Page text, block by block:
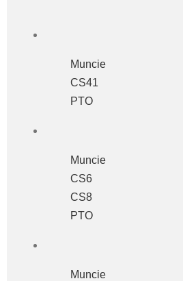
Muncie
CS41
PTO
Muncie
CS6
CS8
PTO
Muncie